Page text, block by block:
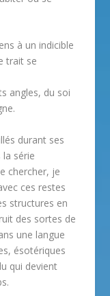
à un indicible
trait se
angles, du soi
durant ses
série
chercher, je
ces restes
structures en
des sortes de
une langue
ésotériques
qui devient